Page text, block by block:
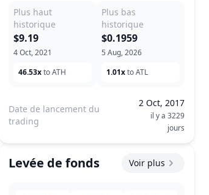
Plus haut
historique
4 Oct, 2021
$9.19
46.53xto ATH
Plus bas
historique
5 Aug, 2026
$0.1959
1.01xto ATL
Date de lancement du
trading
2 Oct, 2017
il y a 3229
jours
Levée de fonds Voir plus